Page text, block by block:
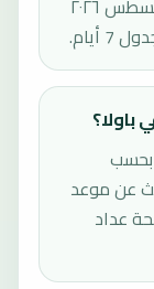
والعشاء في باولا، مالطا بتاريخ الاثنين، ١٠ أغسطس ٢٠٢٦
باولا؟
الصلاة القادمة حاليًا هي الظهر عند 13:07 بحسب
عن موعد
عداد